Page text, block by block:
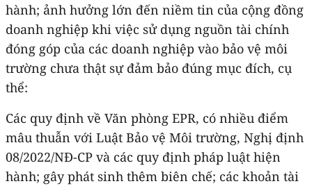
hành; ảnh hưởng lớn đến niềm tin của cộng đồng
doanh nghiệp khi việc sử dụng nguồn tài chính
đóng góp của các doanh nghiệp vào bảo vệ môi
trường chưa thật sự đảm bảo đúng mục đích, cụ
thể:
Các quy định về Văn phòng EPR, có nhiều điểm
mâu thuẫn với Luật Bảo vệ Môi trường, Nghị định
08/2022/NĐ-CP và các quy định pháp luật hiện
hành; gây phát sinh thêm biên chế; các khoản tài